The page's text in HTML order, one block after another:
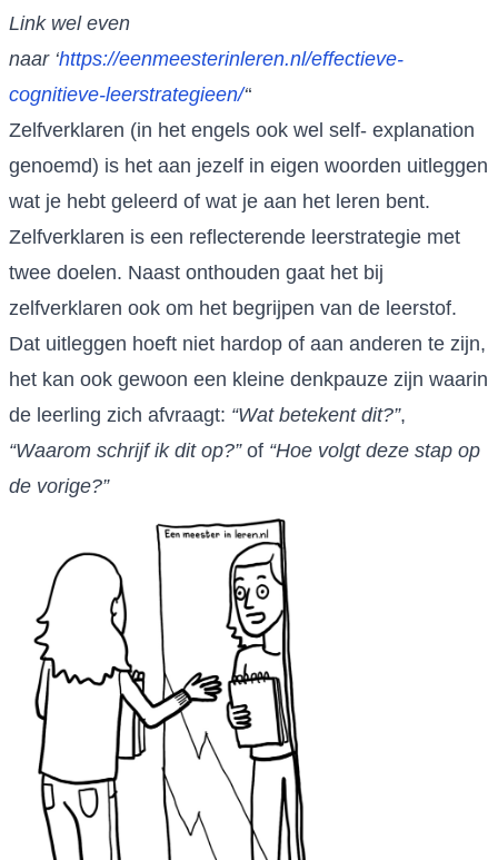
Link wel even
naar ‘https://eenmeesterinleren.nl/effectieve-
cognitieve-leerstrategieen/‘‘
Zelfverklaren (in het engels ook wel self- explanation
genoemd) is het aan jezelf in eigen woorden uitleggen
wat je hebt geleerd of wat je aan het leren bent.
Zelfverklaren is een reflecterende leerstrategie met
twee doelen. Naast onthouden gaat het bij
zelfverklaren ook om het begrijpen van de leerstof.
Dat uitleggen hoeft niet hardop of aan anderen te zijn,
het kan ook gewoon een kleine denkpauze zijn waarin
de leerling zich afvraagt: “Wat betekent dit?”,
“Waarom schrijf ik dit op?” of “Hoe volgt deze stap op
de vorige?”